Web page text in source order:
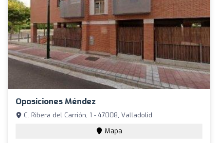
Oposiciones Méndez
C. Ribera del Carrión, 1 - 47008, Valladolid
Mapa